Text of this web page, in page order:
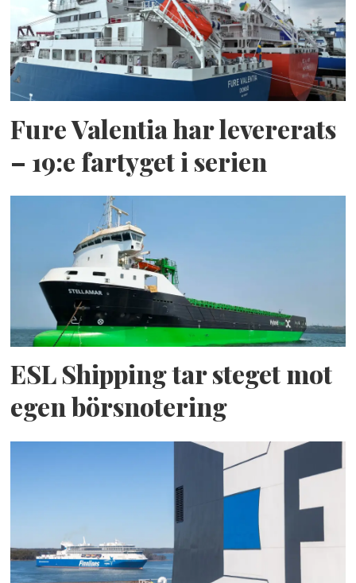
Fure Valentia har levererats
– 19:e fartyget i serien
ESL Shipping tar steget mot
egen börsnotering